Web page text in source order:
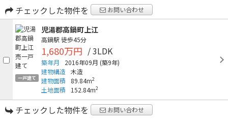
チェックした物件を
お問い合わせ
一戸建て
児湯郡高鍋町上江
高鍋駅 徒歩45分
1,680万円 / 3LDK
築年月 2016年09月 (築9年)
建物構造 木造
建物面積
89.84m2
土地面積 152.84m2
チェックした物件を お問い合わせ